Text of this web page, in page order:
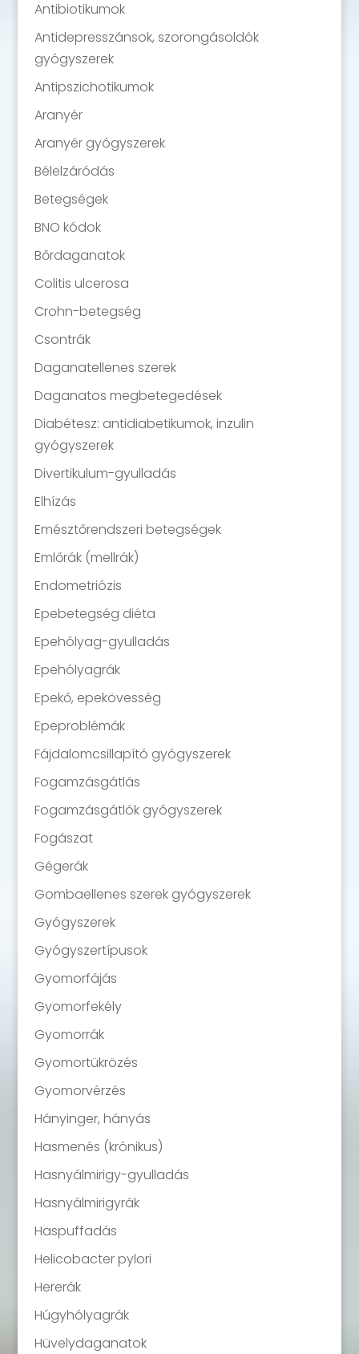
Antibiotikumok
Antidepresszánsok, szorongásoldók
gyógyszerek
Antipszichotikumok
Aranyér
Aranyér gyógyszerek
Bélelzáródás
Betegségek
BNO kódok
Bőrdaganatok
Colitis ulcerosa
Crohn-betegség
Csontrák
Daganatellenes szerek
Daganatos megbetegedések
Diabétesz: antidiabetikumok, inzulin
gyógyszerek
Divertikulum-gyulladás
Elhízás
Emésztőrendszeri betegségek
Emlőrák (mellrák)
Endometriózis
Epebetegség diéta
Epehólyag-gyulladás
Epehólyagrák
Epekő, epekövesség
Epeproblémák
Fájdalomcsillapító gyógyszerek
Fogamzásgátlás
Fogamzásgátlók gyógyszerek
Fogászat
Gégerák
Gombaellenes szerek gyógyszerek
Gyógyszerek
Gyógyszertípusok
Gyomorfájás
Gyomorfekély
Gyomorrák
Gyomortükrözés
Gyomorvérzés
Hányinger, hányás
Hasmenés (krónikus)
Hasnyálmirigy-gyulladás
Hasnyálmirigyrák
Haspuffadás
Helicobacter pylori
Hererák
Húgyhólyagrák
Hüvelydaganatok